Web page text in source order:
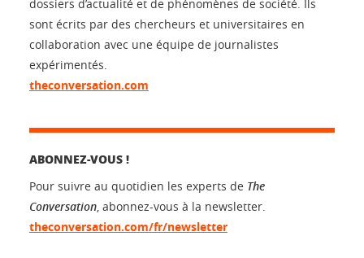
dossiers d’actualité et de phénomènes de société. Ils
sont écrits par des chercheurs et universitaires en
collaboration avec une équipe de journalistes
expérimentés.
theconversation.com
ABONNEZ-VOUS !
Pour suivre au quotidien les experts de The
Conversation, abonnez-vous à la newsletter.
theconversation.com/fr/newsletter